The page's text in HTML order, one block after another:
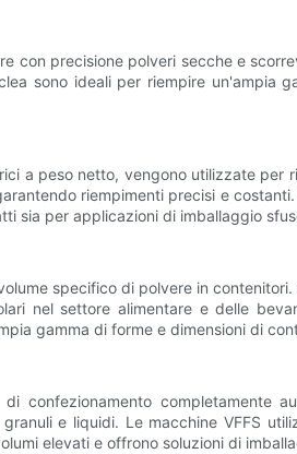
con precisione polveri secche e
sono ideali per riempire
a peso netto, vengono utilizzate
riempimenti precisi e
sia per applicazioni di imballaggio
specifico di polvere in
nel settore alimentare e delle
gamma di forme e dimensioni di
confezionamento completamente
e liquidi. Le macchine VFFS
elevati e offrono soluzioni di